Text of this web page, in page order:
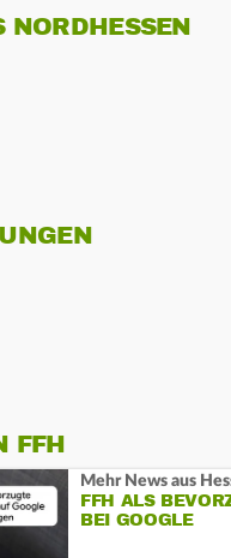
NORDHESSEN
FFH
Mehr News aus
FFH ALS
BEI GOOGLE